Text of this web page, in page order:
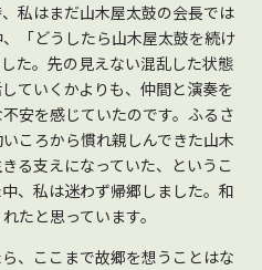
私はまだ山木屋太鼓の会長では
「どうしたら山木屋太鼓を続け
た。先の見えない混乱した状態
ていくかよりも、仲間と演奏を
安を感じていたのです。ふるさ
ころから慣れ親しんできた山木
る支えになっていた、というこ
、私は迷わず帰郷しました。和
たと思っています。
、ここまで故郷を想うことはな